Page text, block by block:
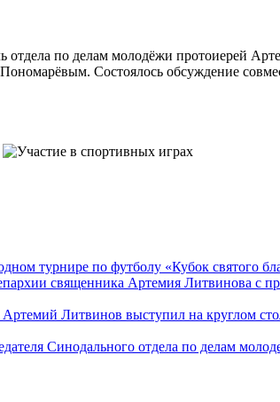
по делам молодёжи протоиерей
Состоялось обсуждение
турнире по футболу «Кубок святого
священника Артемия Литвинова с
Литвинов выступил на круглом
Синодального отдела по делам